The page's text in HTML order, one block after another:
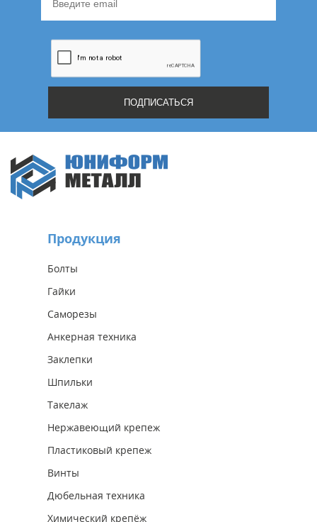
Продукция
Болты
Гайки
Саморезы
Анкерная техника
Заклепки
Шпильки
Такелаж
Нержавеющий крепеж
Пластиковый крепеж
Винты
Дюбельная техника
Химический крепёж